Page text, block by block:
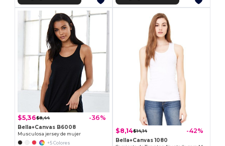
$5,36$8,44 -36%
Bella+Canvas B6008
Musculosa jersey de mujer
+5 Colores
$8,14$14,14 -42%
Bella+Canvas 1080